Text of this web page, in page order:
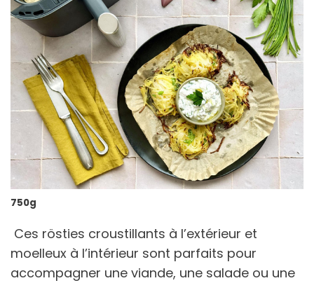
750g
Ces rösties croustillants à l’extérieur et
moelleux à l’intérieur sont parfaits pour
accompagner une viande, une salade ou une